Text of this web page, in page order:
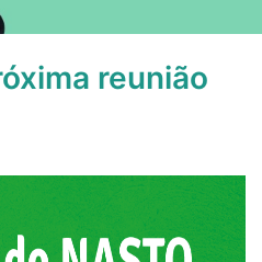
reunião